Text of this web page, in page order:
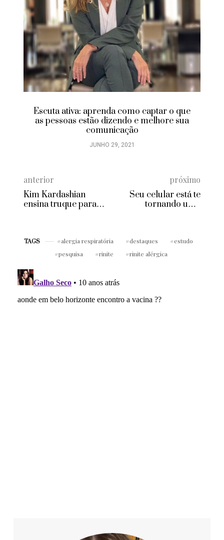
Escuta ativa: aprenda como captar o que
as pessoas estão dizendo e melhore sua
comunicação
JUNHO 29, 2021
anterior
Kim Kardashian
ensina truque para
próximo
Seu celular está te
tornando uma
TAGS alergia respiratória destaques
estudo
pesquisa
rinite rinite alérgica